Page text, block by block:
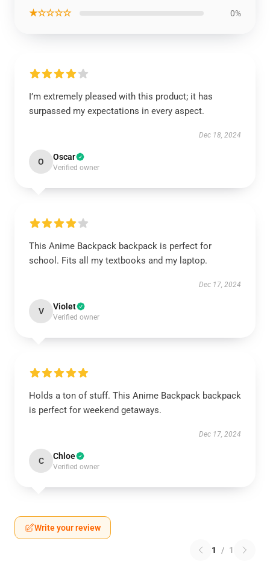
★☆☆☆☆ 0%
I’m extremely pleased with this product; it has
surpassed my expectations in every aspect.
Dec 18, 2024
O Oscar
Verified owner
This Anime Backpack backpack is perfect for
school. Fits all my textbooks and my laptop.
Dec 17, 2024
V Violet
Verified owner
Holds a ton of stuff. This Anime Backpack backpack
is perfect for weekend getaways.
Dec 17, 2024
C Chloe
Verified owner
Write your review
1 / 1